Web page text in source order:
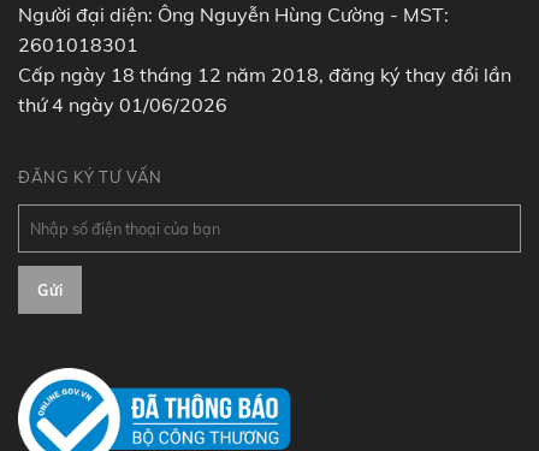
Người đại diện: Ông Nguyễn Hùng Cường - MST:
2601018301
Cấp ngày 18 tháng 12 năm 2018, đăng ký thay đổi lần
thứ 4 ngày 01/06/2026
ĐĂNG KÝ TƯ VẤN